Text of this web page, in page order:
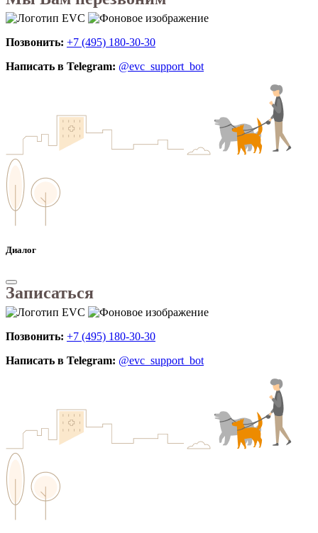
Позвонить: +7 (495) 180-30-30
Написать в Telegram: @evc_support_bot
Диалог
Записаться
Позвонить: +7 (495) 180-30-30
Написать в Telegram: @evc_support_bot